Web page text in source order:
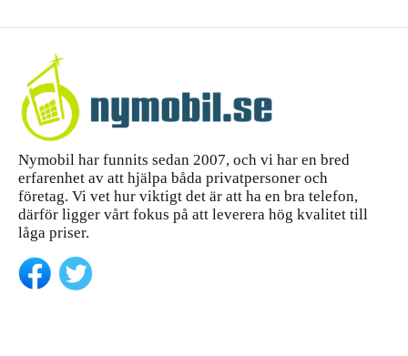
Nymobil har funnits sedan 2007, och vi har en bred
erfarenhet av att hjälpa båda privatpersoner och
företag. Vi vet hur viktigt det är att ha en bra telefon,
därför ligger vårt fokus på att leverera hög kvalitet till
låga priser.